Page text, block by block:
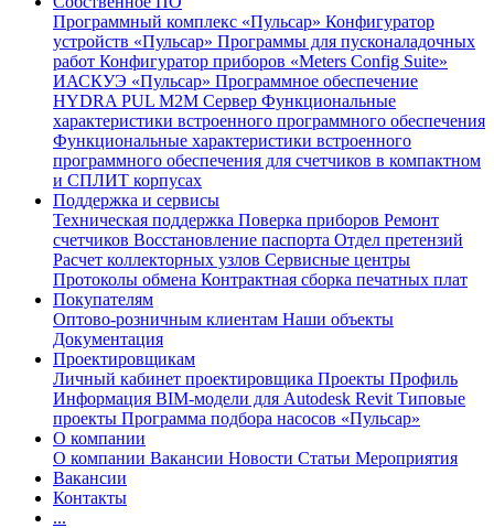
Программный комплекс «Пульсар» Конфигуратор
устройств «Пульсар» Программы для пусконаладочных
работ Конфигуратор приборов «Meters Config Suite»
ИАСКУЭ «Пульсар» Программное обеспечение
HYDRA PUL M2M Сервер Функциональные
характеристики встроенного программного обеспечения
Функциональные характеристики встроенного
программного обеспечения для счетчиков в компактном
и СПЛИТ корпусах
Поддержка и сервисы
Техническая поддержка Поверка приборов Ремонт
счетчиков Восстановление паспорта Отдел претензий
Расчет коллекторных узлов Сервисные центры
Протоколы обмена Контрактная сборка печатных плат
Покупателям
Оптово-розничным клиентам Наши объекты
Документация
Проектировщикам
Личный кабинет проектировщика Проекты Профиль
Информация BIM-модели для Autodesk Revit Типовые
проекты Программа подбора насосов «Пульсар»
О компании
О компании Вакансии Новости Статьи Мероприятия
Вакансии
Контакты
...